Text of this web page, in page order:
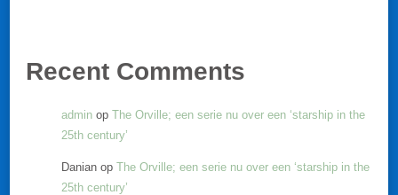
Recent Comments
admin op The Orville; een serie nu over een ‘starship in the
25th century’
Danian op The Orville; een serie nu over een ‘starship in the
25th century’